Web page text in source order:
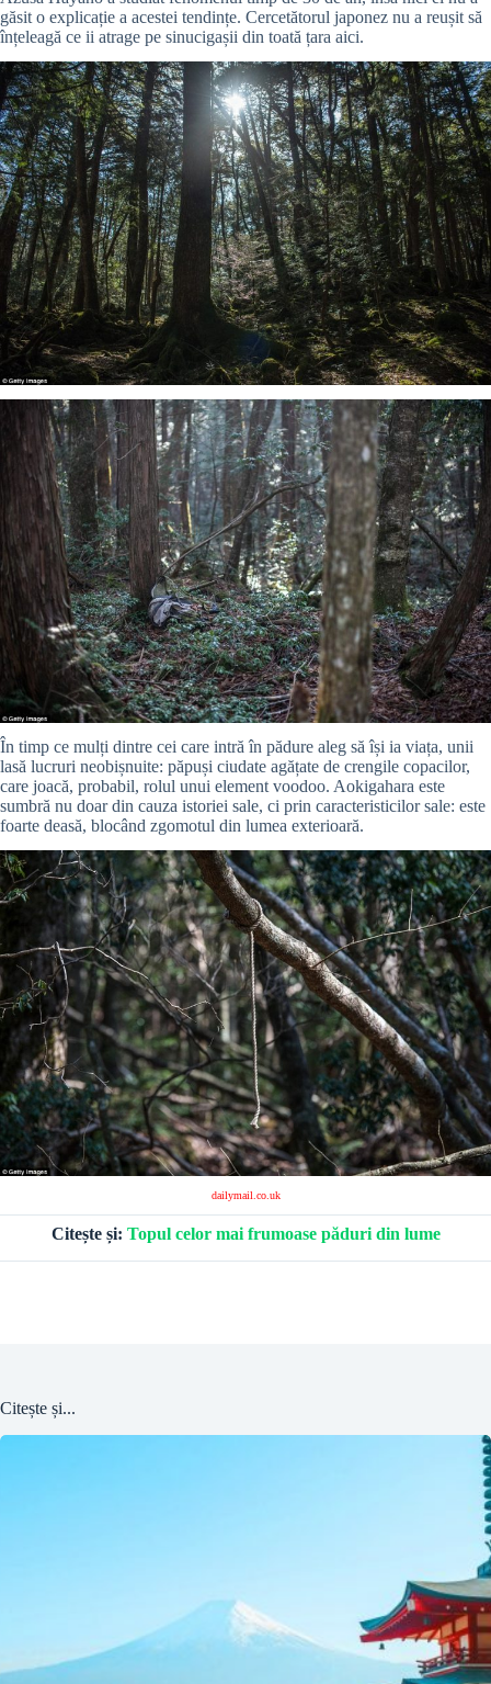
găsit o explicație a acestei tendințe. Cercetătorul japonez nu a reușit să
înțeleagă ce ii atrage pe sinucigașii din toată țara aici.
În timp ce mulți dintre cei care intră în pădure aleg să își ia viața, unii
lasă lucruri neobișnuite: păpuși ciudate agățate de crengile copacilor,
care joacă, probabil, rolul unui element voodoo. Aokigahara este
sumbră nu doar din cauza istoriei sale, ci prin caracteristicilor sale: este
foarte deasă, blocând zgomotul din lumea exterioară.
dailymail.co.uk
Citește și: Topul celor mai frumoase păduri din lume
Citește și...